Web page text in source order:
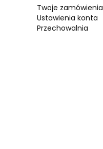
Twoje zamówienia
Ustawienia konta
Przechowalnia